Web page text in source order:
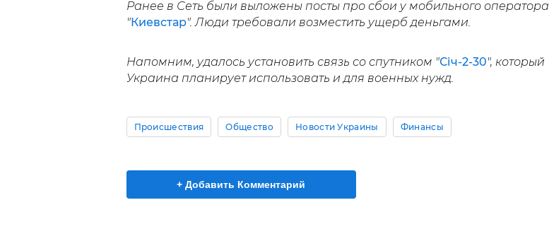
Ранее в Сеть были выложены посты про сбои у мобильного оператора
"Киевстар". Люди требовали возместить ущерб деньгами.
Напомним, удалось установить связь со спутником "Січ-2-30", который
Украина планирует использовать и для военных нужд.
Происшествия Общество Новости Украины Финансы
+ Добавить Комментарий